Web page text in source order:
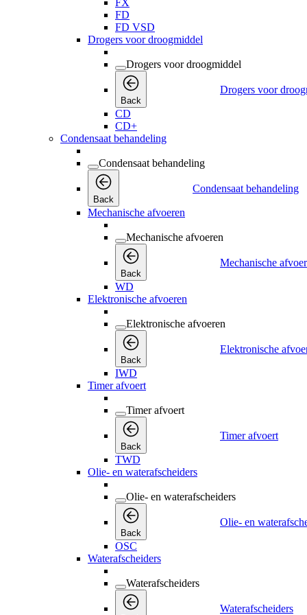
FX
FD
FD VSD
Drogers voor droogmiddel
Drogers voor droogmiddel
Back
Drogers voor
CD
CD+
Condensaat behandeling
Condensaat behandeling
Back
Condensaat behandeling
Mechanische afvoeren
Mechanische afvoeren
Back
Mechanische
WD
Elektronische afvoeren
Elektronische afvoeren
Back
Elektronische
IWD
Timer afvoert
Timer afvoert
Back
Timer afvoert
TWD
Olie- en waterafscheiders
Olie- en waterafscheiders
Back
Olie- en
OSC
Waterafscheiders
Waterafscheiders
Waterafscheiders